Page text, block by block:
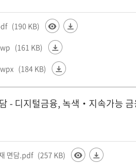
(190 KB)
(161 KB)
(184 KB)
- 디지털금융, 녹색‧지속가능
면담.pdf (257 KB)